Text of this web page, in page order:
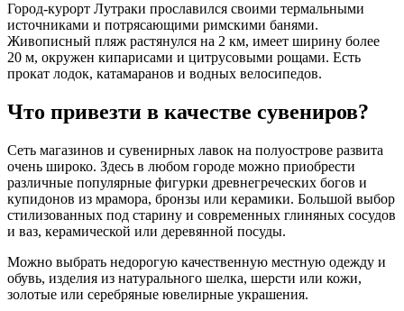
Город-курорт Лутраки прославился своими термальными
источниками и потрясающими римскими банями.
Живописный пляж растянулся на 2 км, имеет ширину более
20 м, окружен кипарисами и цитрусовыми рощами. Есть
прокат лодок, катамаранов и водных велосипедов.
Что привезти в качестве сувениров?
Сеть магазинов и сувенирных лавок на полуострове развита
очень широко. Здесь в любом городе можно приобрести
различные популярные фигурки древнегреческих богов и
купидонов из мрамора, бронзы или керамики. Большой выбор
стилизованных под старину и современных глиняных сосудов
и ваз, керамической или деревянной посуды.
Можно выбрать недорогую качественную местную одежду и
обувь, изделия из натурального шелка, шерсти или кожи,
золотые или серебряные ювелирные украшения.